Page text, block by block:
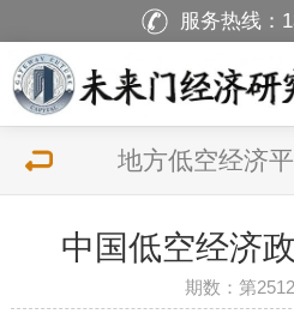
服务热线：
地方低空经济
中国低空经济
期数：第